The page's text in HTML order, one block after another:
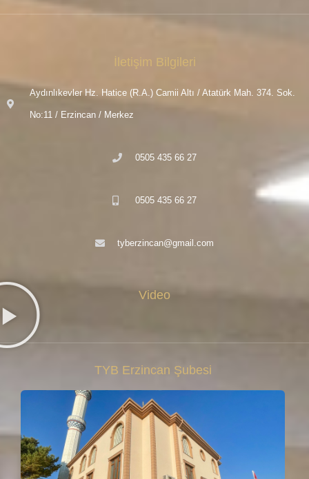
İletişim Bilgileri
Aydınlıkevler Hz. Hatice (R.A.) Camii Altı / Atatürk Mah. 374. Sok.
No:11 / Erzincan / Merkez
0505 435 66 27
0505 435 66 27
tyberzincan@gmail.com
Video
TYB Erzincan Şubesi